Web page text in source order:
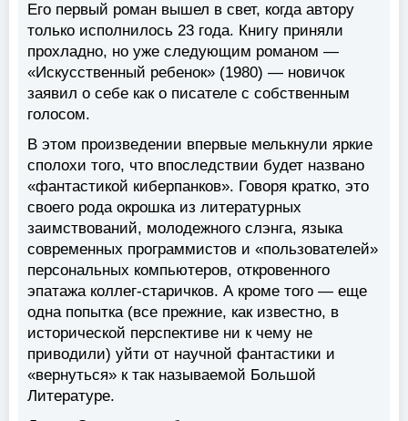
Его первый роман вышел в свет, когда автору
только исполнилось 23 года. Книгу приняли
прохладно, но уже следующим романом —
«Искусственный ребенок» (1980) — новичок
заявил о себе как о писателе с собственным
голосом.
В этом произведении впервые мелькнули яркие
сполохи того, что впоследствии будет названо
«фантастикой киберпанков». Говоря кратко, это
своего рода окрошка из литературных
заимствований, молодежного слэнга, языка
современных программистов и «пользователей»
персональных компьютеров, откровенного
эпатажа коллег-старичков. А кроме того — еще
одна попытка (все прежние, как известно, в
исторической перспективе ни к чему не
приводили) уйти от научной фантастики и
«вернуться» к так называемой Большой
Литературе.